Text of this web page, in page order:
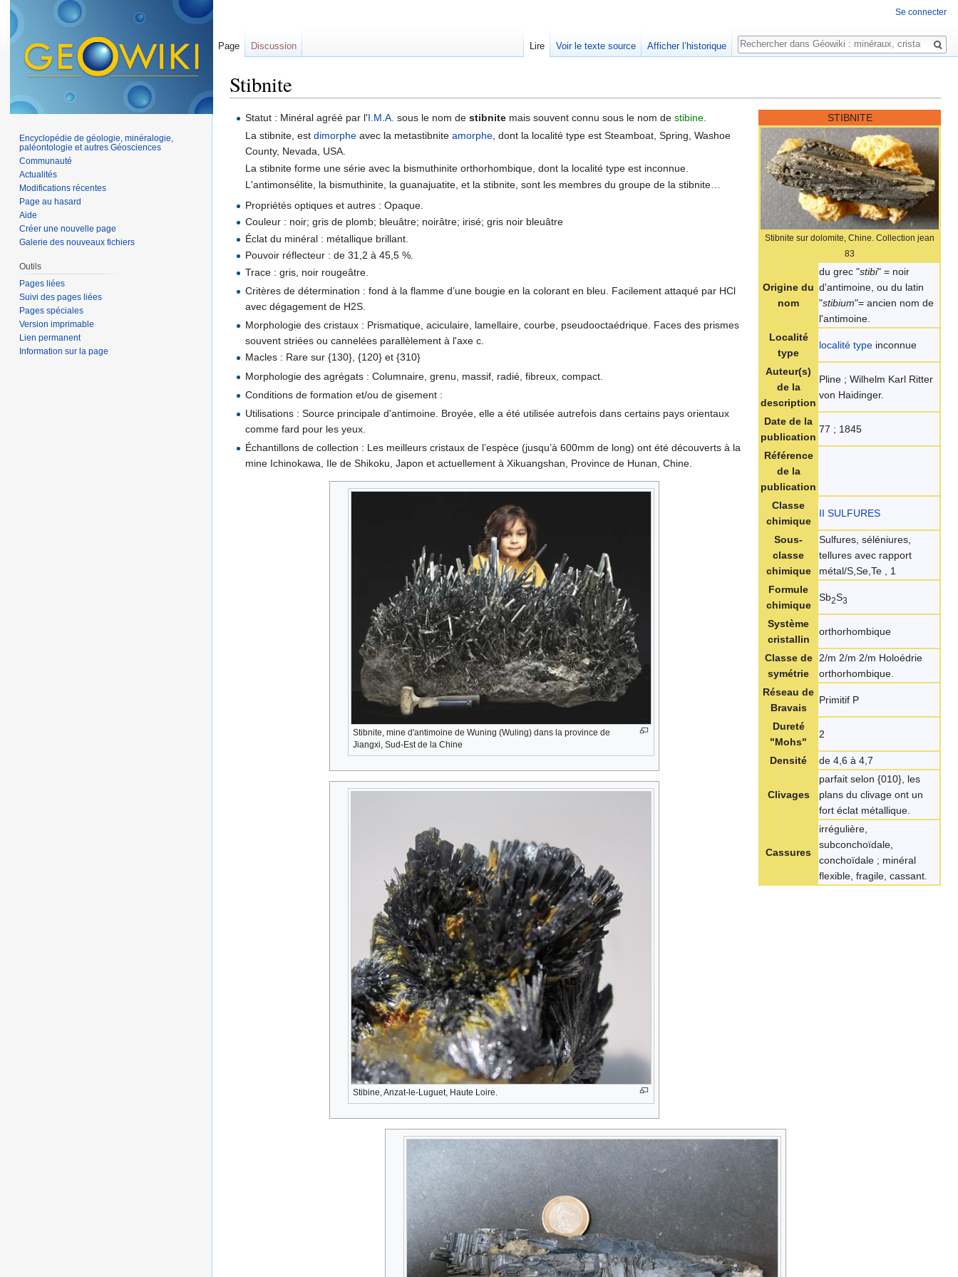
Stibnite
STIBNITE
Stibnite sur dolomite, Chine. Collection jean
83
Origine du
nom
du grec "stibi" = noir
d'antimoine, ou du latin
"stibium"= ancien nom de
l'antimoine.
Localité
type
localité type inconnue
Auteur(s)
de la
description
Pline ; Wilhelm Karl Ritter
von Haidinger.
Date de la
publication
77 ; 1845
Référence
de la
publication
Classe
chimique
II SULFURES
Sous-
classe
chimique
Sulfures, séléniures,
tellures avec rapport
métal/S,Se,Te , 1
Formule
chimique
Sb2S3
Système
cristallin
orthorhombique
Classe de
symétrie
2/m 2/m 2/m Holoédrie
orthorhombique.
Réseau de
Bravais
Primitif P
Dureté
"Mohs"
2
Densité de 4,6 à 4,7
Clivages
parfait selon {010}, les
plans du clivage ont un
fort éclat métallique.
Cassures
irrégulière,
subconchoïdale,
conchoïdale ; minéral
flexible, fragile, cassant.
Statut : Minéral agréé par l'I.M.A. sous le nom destibnite mais souvent connu sous le nom destibine.
La stibnite, estdimorphe avec la metastibniteamorphe, dont la localité type est Steamboat, Spring, Washoe
County, Nevada, USA.
La stibnite forme une série avec la bismuthinite orthorhombique, dont la localité type est inconnue.
L'antimonsélite, la bismuthinite, la guanajuatite, et la stibnite, sont les membres du groupe de la stibnite…
Propriétés optiques et autres : Opaque.
Couleur : noir; gris de plomb; bleuâtre; noirâtre; irisé; gris noir bleuâtre
Éclat du minéral : métallique brillant.
Pouvoir réflecteur : de 31,2 à 45,5 %.
Trace : gris, noir rougeâtre.
Critères de détermination : fond à la flamme d’une bougie en la colorant en bleu. Facilement attaqué par HCl
avec dégagement de H2S.
Morphologie des cristaux : Prismatique, aciculaire, lamellaire, courbe, pseudooctaédrique. Faces des prismes
souvent striées ou cannelées parallèlement à l'axe c.
Macles : Rare sur {130}, {120} et {310}
Morphologie des agrégats : Columnaire, grenu, massif, radié, fibreux, compact.
Conditions de formation et/ou de gisement :
Utilisations : Source principale d'antimoine. Broyée, elle a été utilisée autrefois dans certains pays orientaux
comme fard pour les yeux.
Échantillons de collection : Les meilleurs cristaux de l’espèce (jusqu’à 600mm de long) ont été découverts à la
mine Ichinokawa, Ile de Shikoku, Japon et actuellement à Xikuangshan, Province de Hunan, Chine.
Stibnite, mine d'antimoine de Wuning (Wuling) dans la province de
Jiangxi, Sud-Est de la Chine
Stibine, Anzat-le-Luguet, Haute Loire.
Se connecter
Page Discussion Lire Voir le texte source Afficher l’historique
Rechercher
Encyclopédie de géologie, minéralogie,
paléontologie et autres Géosciences
Communauté
Actualités
Modifications récentes
Page au hasard
Aide
Créer une nouvelle page
Galerie des nouveaux fichiers
Outils
Pages liées
Suivi des pages liées
Pages spéciales
Version imprimable
Lien permanent
Information sur la page